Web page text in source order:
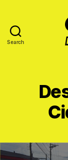
Search